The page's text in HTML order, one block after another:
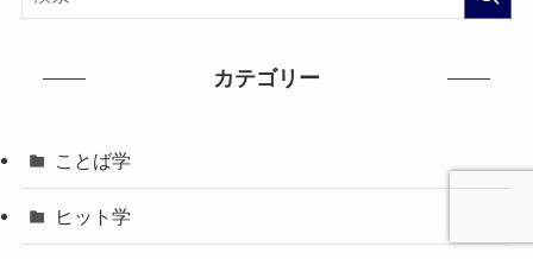
カテゴリー
ことば学
ヒット学